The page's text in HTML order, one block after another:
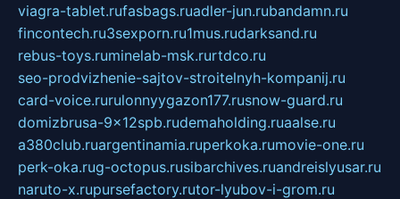
viagra-tablet.rufasbags.ruadler-jun.rubandamn.ru
fincontech.ru3sexporn.ru1mus.rudarksand.ru
rebus-toys.ruminelab-msk.rurtdco.ru
seo-prodvizhenie-sajtov-stroitelnyh-kompanij.ru
card-voice.rurulonnyygazon177.rusnow-guard.ru
domizbrusa-9x12spb.rudemaholding.ruaalse.ru
a380club.ruargentinamia.ruperkoka.rumovie-one.ru
perk-oka.rug-octopus.rusibarchives.ruandreislyusar.ru
naruto-x.rupursefactory.rutor-lyubov-i-grom.ru